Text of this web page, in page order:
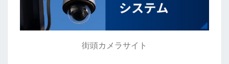
街頭カメラサイト